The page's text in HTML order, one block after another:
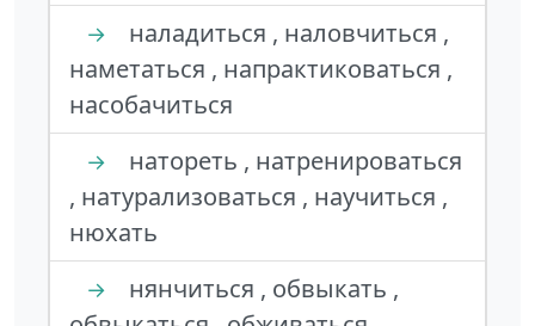
→
наладиться , наловчиться ,
наметаться , напрактиковаться ,
насобачиться
→
натореть , натренироваться
, натурализоваться , научиться ,
нюхать
→
нянчиться , обвыкать ,